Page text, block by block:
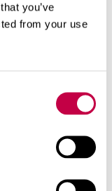
you’ve
from your use